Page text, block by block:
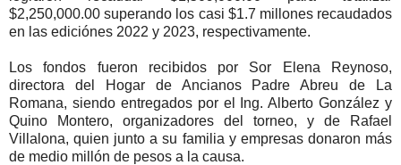
$2,250,000.00 superando los casi $1.7 millones recaudados
en las ediciónes 2022 y 2023, respectivamente.
Los fondos fueron recibidos por Sor Elena Reynoso,
directora del Hogar de Ancianos Padre Abreu de La
Romana, siendo entregados por el Ing. Alberto González y
Quino Montero, organizadores del torneo, y de Rafael
Villalona, quien junto a su familia y empresas donaron más
de medio millón de pesos a la causa.